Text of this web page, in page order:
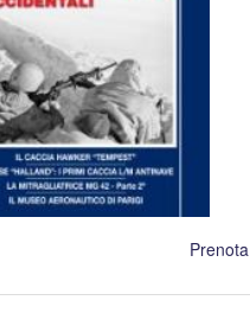
Prenota